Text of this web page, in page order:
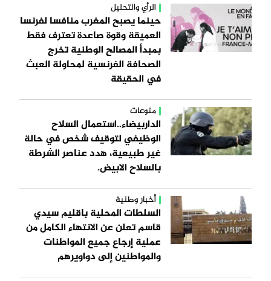
الرأي والتحليل
حينما يصبح المغرب منافسا لفرنسا
العميقة وقوة صاعدة تعترف فقط
بمبدأ المصالح الوطنية تخرج
الصحافة الفرنسية لمحاولة العبث
في الحقيقة
منوعات
الداربيضاء..استعمال السلاح
الوظيفي لتوقيف شخص في حالة
غير طبيعية، هدد عناصر الشرطة
بالسلاح الابيض.
أخبار وطنية
السلطات المحلية باقليم سيدي
قاسم تعلن عن الانتهاء الكامل من
عملية إرجاع جميع المواطنات
والمواطنين إلى دواويرهم